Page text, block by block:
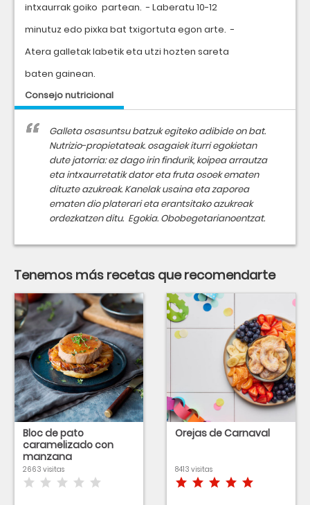
intxaurrak goiko partean. - Laberatu 10-12
minutuz edo pixka bat txigortuta egon arte. -
Atera galletak labetik eta utzi hozten sareta
baten gainean.
Consejo nutricional
Galleta osasuntsu batzuk egiteko adibide on bat.
Nutrizio-propietateak. osagaiek iturri egokietan
dute jatorria: ez dago irin findurik, koipea arrautza
eta intxaurretatik dator eta fruta osoek ematen
dituzte azukreak. Kanelak usaina eta zaporea
ematen dio platerari eta erantsitako azukreak
ordezkatzen ditu. Egokia. Obobegetarianoentzat.
Tenemos más recetas que recomendarte
Bloc de pato
caramelizado con
manzana
2663 visitas
Orejas de Carnaval
8413 visitas